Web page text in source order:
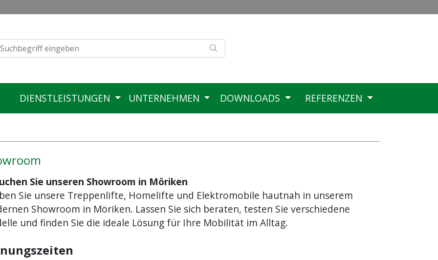
DIENSTLEISTUNGEN UNTERNEHMEN DOWNLOADS REFERENZEN
Sie unseren Showroom in Möriken
Sie unsere Treppenlifte, Homelifte und Elektromobile hautnah in unserem
Showroom in Möriken. Lassen Sie sich beraten, testen Sie verschiedene
und finden Sie die ideale Lösung für Ihre Mobilität im Alltag.